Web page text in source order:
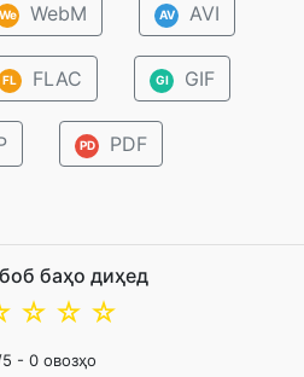
We WebM AV AVI
FL FLAC GI GIF
PD PDF
баҳо диҳед
☆
☆
☆
- 0овозҳо